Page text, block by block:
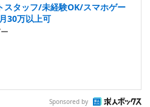
スタッフ/未経験OK/スマホゲー
30万以上可
Sponsored by